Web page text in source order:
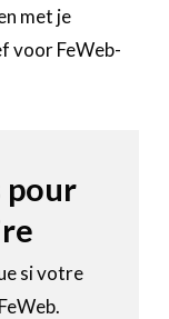
met je
voor FeWeb-
pour
si votre